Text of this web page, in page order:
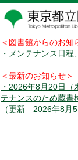
＜図書館からのお
・メンテナンス日
＜最新のお知らせ＞
・2026年8月20日
テナンスのため蔵書
（更新 2026年8月5